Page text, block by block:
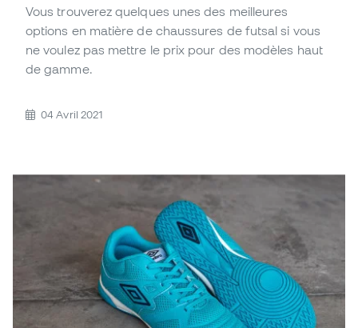
Vous trouverez quelques unes des meilleures
options en matière de chaussures de futsal si vous
ne voulez pas mettre le prix pour des modèles haut
de gamme.
04 Avril 2021